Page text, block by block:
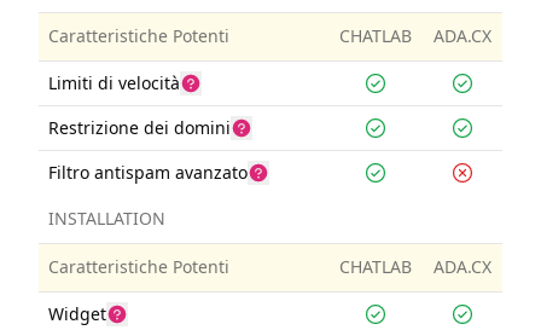
Caratteristiche Potenti CHATLAB ADA.CX
Limiti di velocità
Restrizione dei domini
Filtro antispam avanzato
INSTALLATION
Caratteristiche Potenti CHATLAB ADA.CX
Widget